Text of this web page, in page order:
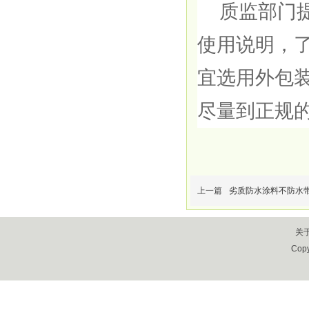
质监部门
使用说明，
宜选用外包
尽量到正规
上一篇 劣质防水涂料不防水
关